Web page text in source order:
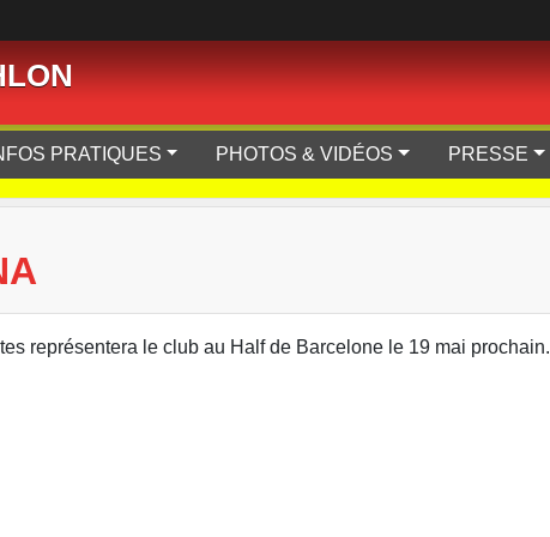
PRATIQUES PHOTOS & VIDÉOS PRESSE
représentera le club au Half de Barcelone le 19 mai prochain.